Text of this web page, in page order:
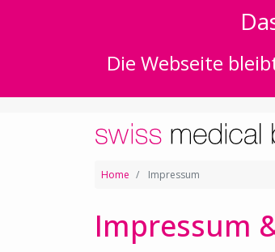
Die Webseite
Home Impressum
Impressum